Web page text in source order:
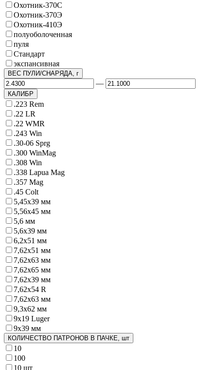
Охотник-370С
Охотник-370Э
Охотник-410Э
полуоболоченная
пуля
Стандарт
экспансивная
ВЕС ПУЛИ/СНАРЯДА, г
—
КАЛИБР
.223 Rem
.22 LR
.22 WMR
.243 Win
.30-06 Sprg
.300 WinMag
.308 Win
.338 Lapua Mag
.357 Mag
.45 Colt
5,45х39 мм
5,56х45 мм
5,6 мм
5,6х39 мм
6,2x51 мм
7,62x51 мм
7,62x63 мм
7,62x65 мм
7,62х39 мм
7,62х54 R
7,62х63 мм
9,3x62 мм
9х19 Luger
9х39 мм
КОЛИЧЕСТВО ПАТРОНОВ В ПАЧКЕ, шт
10
100
10 шт